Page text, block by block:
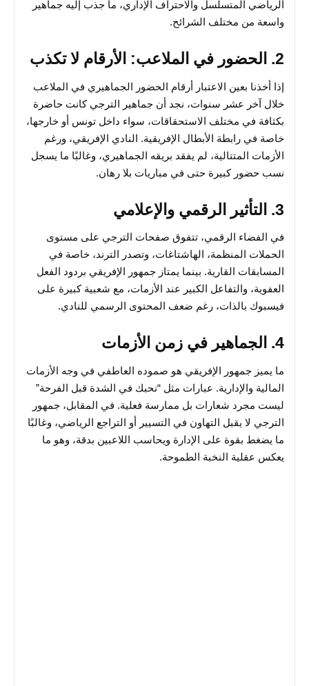
الرياضي المتسلسل والاحتراف الإداري، ما جذب إليه جماهير
واسعة من مختلف الشرائح.
2. الحضور في الملاعب: الأرقام لا تكذب
إذا أخذنا بعين الاعتبار أرقام الحضور الجماهيري في الملاعب
خلال آخر عشر سنوات، نجد أن جماهير الترجي كانت حاضرة
بكثافة في مختلف الاستحقاقات، سواء داخل تونس أو خارجها،
خاصة في رابطة الأبطال الإفريقية. النادي الإفريقي، ورغم
الأزمات المتتالية، لم يفقد بريقه الجماهيري، وغالبًا ما يسجل
نسب حضور كبيرة حتى في مباريات بلا رهان.
3. التأثير الرقمي والإعلامي
في الفضاء الرقمي، تتفوق صفحات الترجي على مستوى
الحملات المنظمة، الهاشتاغات، وتصدر الترند، خاصة في
المسابقات القارية. بينما يمتاز جمهور الإفريقي بردود الفعل
العفوية، والتفاعل الكبير عند الأزمات، مع شعبية كبيرة على
فيسبوك بالذات، رغم ضعف المحتوى الرسمي للنادي.
4. الجماهير في زمن الأزمات
ما يميز جمهور الإفريقي هو صموده العاطفي في وجه الأزمات
المالية والإدارية. عبارات مثل “نحبك في الشدة قبل الفرحة”
ليست مجرد شعارات بل ممارسة فعلية. في المقابل، جمهور
الترجي لا يقبل التهاون في التسيير أو التراجع الرياضي، وغالبًا
ما يضغط بقوة على الإدارة ويحاسب اللاعبين بدقة، وهو ما
يعكس عقلية النخبة الطموحة.